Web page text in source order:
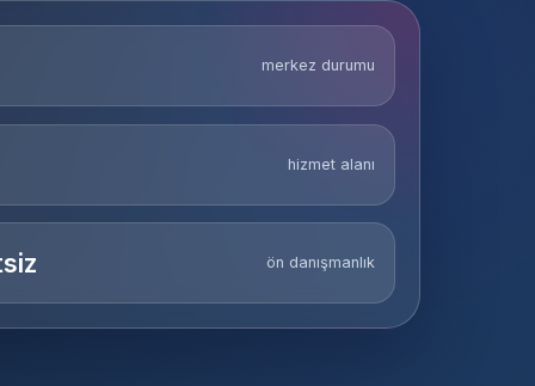
merkez durumu
hizmet alanı
ön danışmanlık